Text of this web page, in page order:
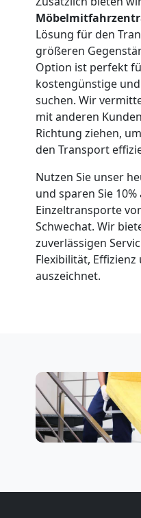
Lösung für den
größeren
Option ist perfekt
kostengünstige
suchen. Wir
mit anderen
Richtung ziehen,
den Transport
Nutzen Sie unser
und sparen Sie
Einzeltransporte
Schwechat. Wir
zuverlässigen
Flexibilität,
auszeichnet.